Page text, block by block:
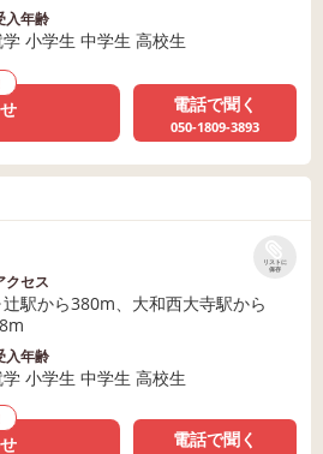
入年齢
小学生 中学生 高校生
電話で聞く
050-1809-3893
リストに
保存
クセス
辻駅から380m、大和西大寺駅から
入年齢
小学生 中学生 高校生
電話で聞く